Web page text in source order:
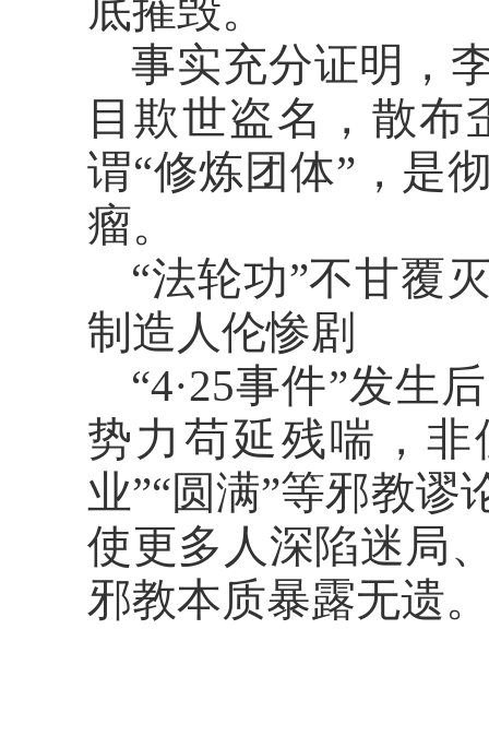
底摧毁。
事实充分证明，
目欺世盗名，散布
谓“修炼团体”，是
瘤。
“法轮功”不甘覆
制造人伦惨剧
“4·25事件”发生
势力苟延残喘，
业”“圆满”等邪教
使更多人深陷迷局
邪教本质暴露无遗。